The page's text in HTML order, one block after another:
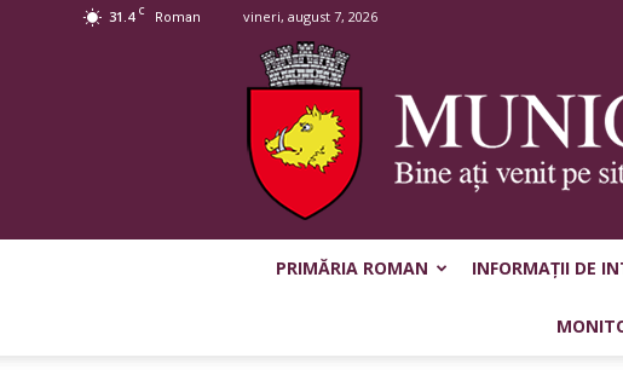
31.4 C Roman vineri, august 7, 2026
PRIMĂRIA ROMAN INFORMAȚII DE